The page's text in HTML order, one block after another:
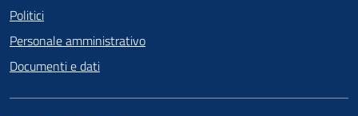
Politici
Personale amministrativo
Documenti e dati